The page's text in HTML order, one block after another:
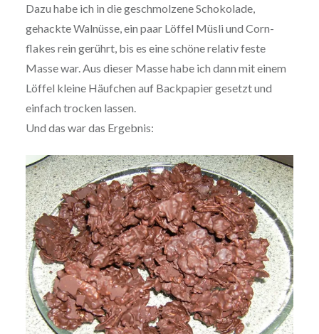
Dazu habe ich in die geschmol­ze­ne Scho­ko­la­de,
gehackte Walnüsse, ein paar Löffel Müsli und Corn­
flakes rein gerührt, bis es eine schöne relativ feste
Masse war. Aus dieser Masse habe ich dann mit einem
Löffel kleine Häufchen auf Back­pa­pier gesetzt und
einfach trocken lassen.
Und das war das Ergebnis: